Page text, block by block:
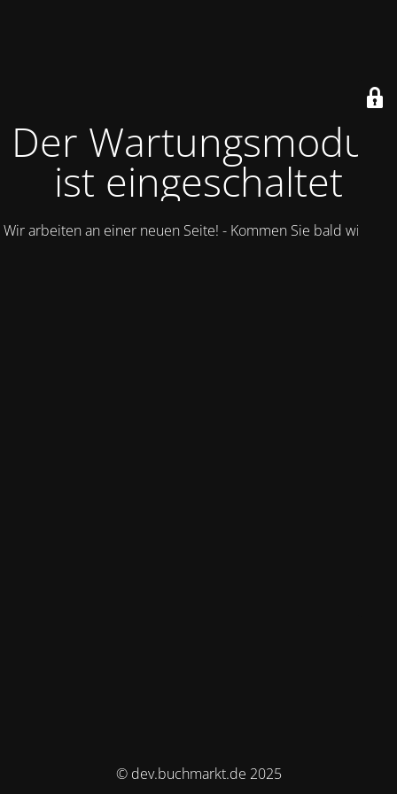
Der Wartungsmodus
ist eingeschaltet
Wir arbeiten an einer neuen Seite! - Kommen Sie bald wieder.
© dev.buchmarkt.de 2025